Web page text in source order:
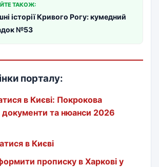
ТАКОЖ:
історії Кривого Рогу: кумедний
№53
порталу:
в Києві: Покрокова
документи та нюанси 2026
в Києві
прописку в Харкові у